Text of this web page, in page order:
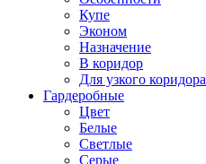
Купе
Эконом
Назначение
В коридор
Для узкого коридора
Гардеробные
Цвет
Белые
Светлые
Серые